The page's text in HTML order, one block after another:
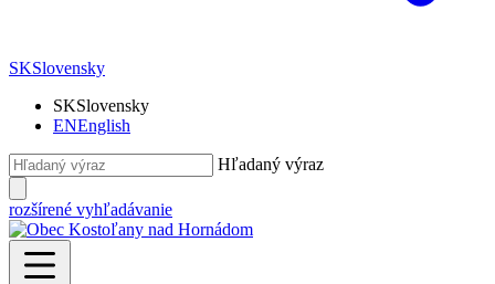
SKSlovensky
SKSlovensky
ENEnglish
Hľadaný výraz
rozšírené vyhľadávanie